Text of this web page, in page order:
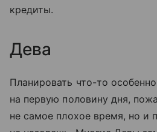
кредиты.
Дева
Планировать что-то
на первую половину дня,
не самое плохое время, но и